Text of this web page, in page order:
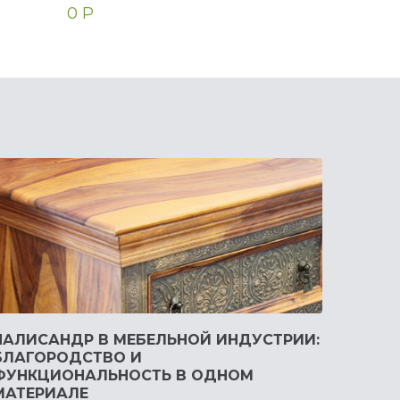
0 Р
В МЕБЕЛЬНОЙ ИНДУСТРИИ:
И
В ОДНОМ